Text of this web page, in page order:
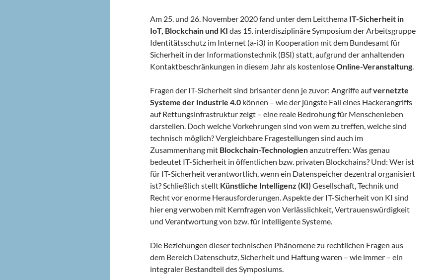
Am 25. und 26. November 2020 fand unter dem Leitthema IT-Sicherheit in
IoT, Blockchain und KI das 15. interdisziplinäre Symposium der Arbeitsgruppe
Identitätsschutz im Internet (a-i3) in Kooperation mit dem Bundesamt für
Sicherheit in der Informationstechnik (BSI) statt, aufgrund der anhaltenden
Kontaktbeschränkungen in diesem Jahr als kostenloseOnline-Veranstaltung.
Fragen der IT-Sicherheit sind brisanter denn je zuvor: Angriffe aufvernetzte
Systeme der Industrie 4.0 können – wie der jüngste Fall eines Hackerangriffs
auf Rettungsinfrastruktur zeigt – eine reale Bedrohung für Menschenleben
darstellen. Doch welche Vorkehrungen sind von wem zu treffen, welche sind
technisch möglich? Vergleichbare Fragestellungen sind auch im
Zusammenhang mit Blockchain-Technologienanzutreffen: Was genau
bedeutet IT-Sicherheit in öffentlichen bzw. privaten Blockchains? Und: Wer ist
für IT-Sicherheit verantwortlich, wenn ein Datenspeicher dezentral organisiert
ist? Schließlich stellt Künstliche Intelligenz (KI) Gesellschaft, Technik und
Recht vor enorme Herausforderungen. Aspekte der IT-Sicherheit von KI sind
hier eng verwoben mit Kernfragen von Verlässlichkeit, Vertrauenswürdigkeit
und Verantwortung von bzw. für intelligente Systeme.
Die Beziehungen dieser technischen Phänomene zu rechtlichen Fragen aus
dem Bereich Datenschutz, Sicherheit und Haftung waren – wie immer – ein
integraler Bestandteil des Symposiums.